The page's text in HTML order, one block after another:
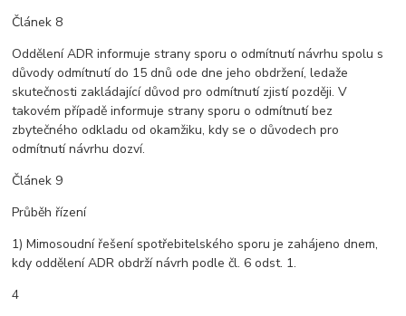
Článek 8
Oddělení ADR informuje strany sporu o odmítnutí návrhu spolu s
důvody odmítnutí do 15 dnů ode dne jeho obdržení, ledaže
skutečnosti zakládající důvod pro odmítnutí zjistí později. V
takovém případě informuje strany sporu o odmítnutí bez
zbytečného odkladu od okamžiku, kdy se o důvodech pro
odmítnutí návrhu dozví.
Článek 9
Průběh řízení
1) Mimosoudní řešení spotřebitelského sporu je zahájeno dnem,
kdy oddělení ADR obdrží návrh podle čl. 6 odst. 1.
4